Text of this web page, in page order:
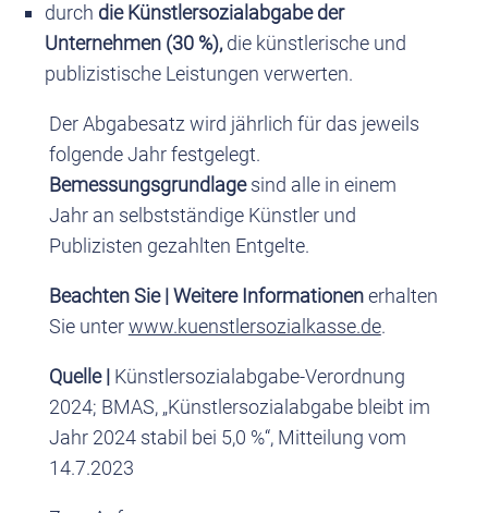
durch die Künstlersozialabgabe der
Unternehmen (30 %),die künstlerische und
publizistische Leistungen verwerten.
Der Abgabesatz wird jährlich für das jeweils
folgende Jahr festgelegt.
Bemessungsgrundlagesind alle in einem
Jahr an selbstständige Künstler und
Publizisten gezahlten Entgelte.
Beachten Sie | Weitere Informationenerhalten
Sie unterwww.kuenstlersozialkasse.de.
Quelle | Künstlersozialabgabe-Verordnung
2024; BMAS, „Künstlersozialabgabe bleibt im
Jahr 2024 stabil bei 5,0 %“, Mitteilung vom
14.7.2023